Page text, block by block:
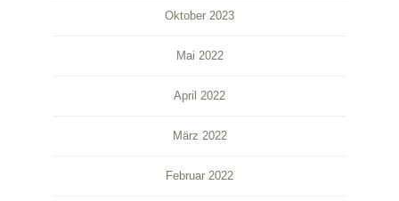
Oktober 2023
Mai 2022
April 2022
März 2022
Februar 2022